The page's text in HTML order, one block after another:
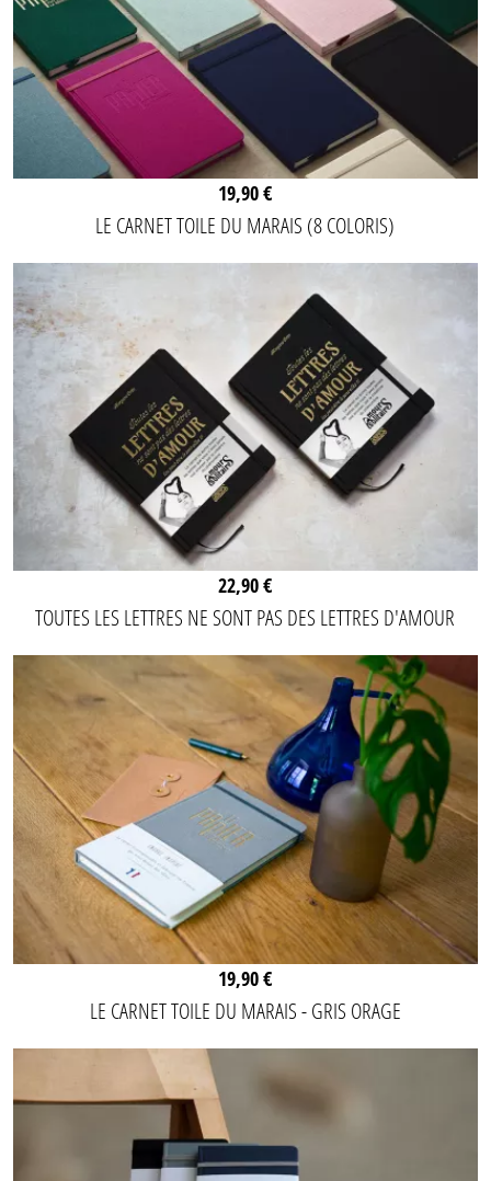
19,90 €
LE CARNET TOILE DU MARAIS (8 COLORIS)
22,90 €
TOUTES LES LETTRES NE SONT PAS DES LETTRES D'AMOUR
19,90 €
LE CARNET TOILE DU MARAIS - GRIS ORAGE